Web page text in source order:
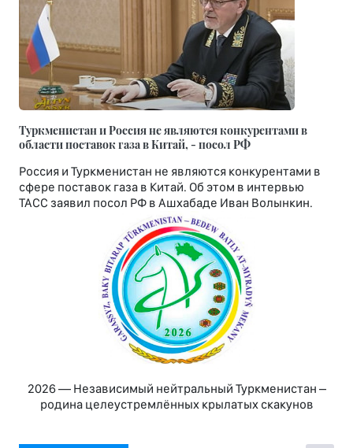
Туркменистан и Россия не являются конкурентами в
области поставок газа в Китай, - посол РФ
Россия и Туркменистан не являются конкурентами в
сфере поставок газа в Китай. Об этом в интервью
ТАСС заявил посол РФ в Ашхабаде Иван Волынкин.
2026 — Независимый нейтральный Туркменистан –
родина целеустремлённых крылатых скакунов